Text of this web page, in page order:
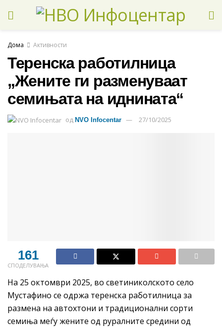
Дома Активности
Теренска работилница
„Жените ги разменуваат
семињата на иднината“
од NVO Infocentar 27/10/2025
161
СПОДЕЛУВАЊА
На 25 октомври 2025, во светиниколското село
Мустафино се одржа теренска работилница за
размена на автохтони и традиционални сорти
семиња меѓу жените од руралните средини од